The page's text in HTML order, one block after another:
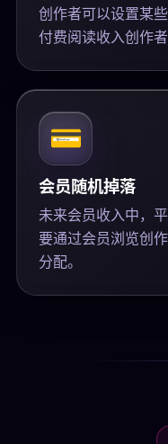
创作者可以设置某
付费阅读收入创作者
💳
会员随机掉落
未来会员收入中，
要通过会员浏览创
分配。